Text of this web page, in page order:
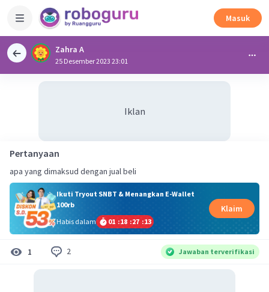
Masuk
Zahra A
25 Desember 2023 23:01
Iklan
Pertanyaan
apa yang dimaksud dengan jual beli
Ikuti Tryout SNBT & Menangkan E-Wallet
100rb
Habis dalam
01 :18 :27 :12
Klaim
1 2 Jawaban terverifikasi